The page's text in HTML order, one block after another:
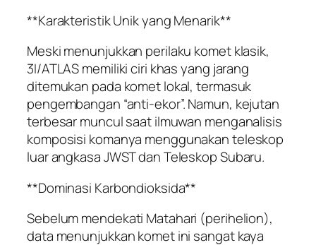
**Karakteristik Unik yang Menarik**
Meski menunjukkan perilaku komet klasik,
3I/ATLAS memiliki ciri khas yang jarang
ditemukan pada komet lokal, termasuk
pengembangan “anti-ekor”. Namun, kejutan
terbesar muncul saat ilmuwan menganalisis
komposisi komanya menggunakan teleskop
luar angkasa JWST dan Teleskop Subaru.
**Dominasi Karbondioksida**
Sebelum mendekati Matahari (perihelion),
data menunjukkan komet ini sangat kaya